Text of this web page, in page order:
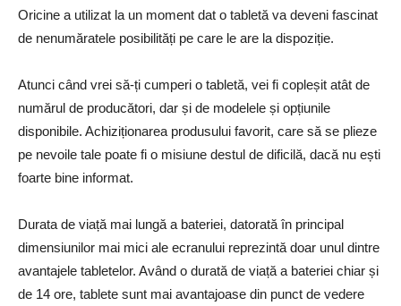
Oricine a utilizat la un moment dat o tabletă va deveni fascinat
de nenumăratele posibilități pe care le are la dispoziție.
Atunci când vrei să-ți cumperi o tabletă, vei fi copleșit atât de
numărul de producători, dar și de modelele și opțiunile
disponibile. Achiziționarea produsului favorit, care să se plieze
pe nevoile tale poate fi o misiune destul de dificilă, dacă nu ești
foarte bine informat.
Durata de viață mai lungă a bateriei, datorată în principal
dimensiunilor mai mici ale ecranului reprezintă doar unul dintre
avantajele tabletelor. Având o durată de viață a bateriei chiar și
de 14 ore, tablete sunt mai avantajoase din punct de vedere